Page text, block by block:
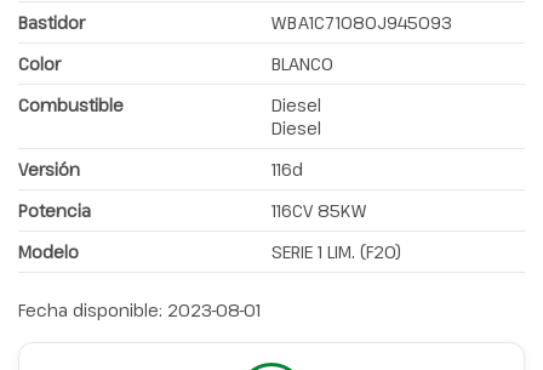
Bastidor
WBA1C71080J945093
Color
BLANCO
Combustible
Diesel
Diesel
Versión
116d
Potencia
116CV 85KW
Modelo
SERIE 1 LIM. (F20)
Fecha disponible: 2023-08-01